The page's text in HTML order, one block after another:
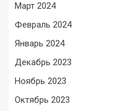
Март 2024
Февраль 2024
Январь 2024
Декабрь 2023
Ноябрь 2023
Октябрь 2023